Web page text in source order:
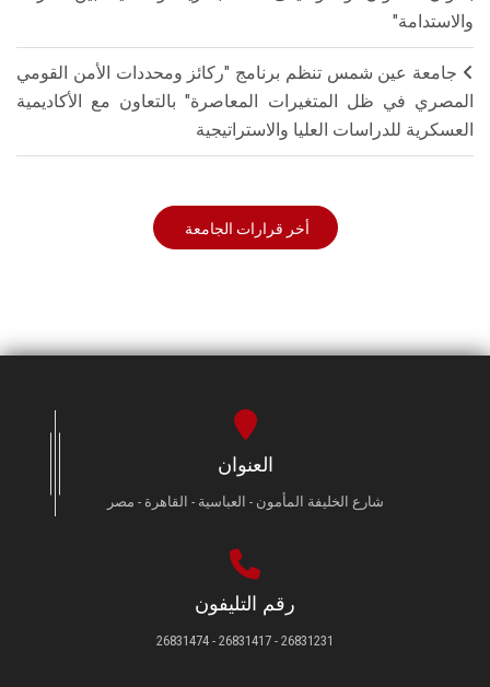
والاستدامة"
جامعة عين شمس تنظم برنامج "ركائز ومحددات الأمن القومي
المصري في ظل المتغيرات المعاصرة" بالتعاون مع الأكاديمية
العسكرية للدراسات العليا والاستراتيجية
أخر قرارات الجامعة
العنوان
شارع الخليفة المأمون - العباسية - القاهرة - مصر
رقم التليفون
26831231 - 26831417 - 26831474